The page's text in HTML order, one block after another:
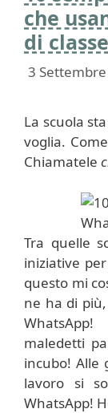
che
di classe
3
La scuola
voglia.
Chiamatele
Tra quelle
iniziative
questo mi
ne ha di
maledetti
incubo! Alle
lavoro si
WhatsApp!